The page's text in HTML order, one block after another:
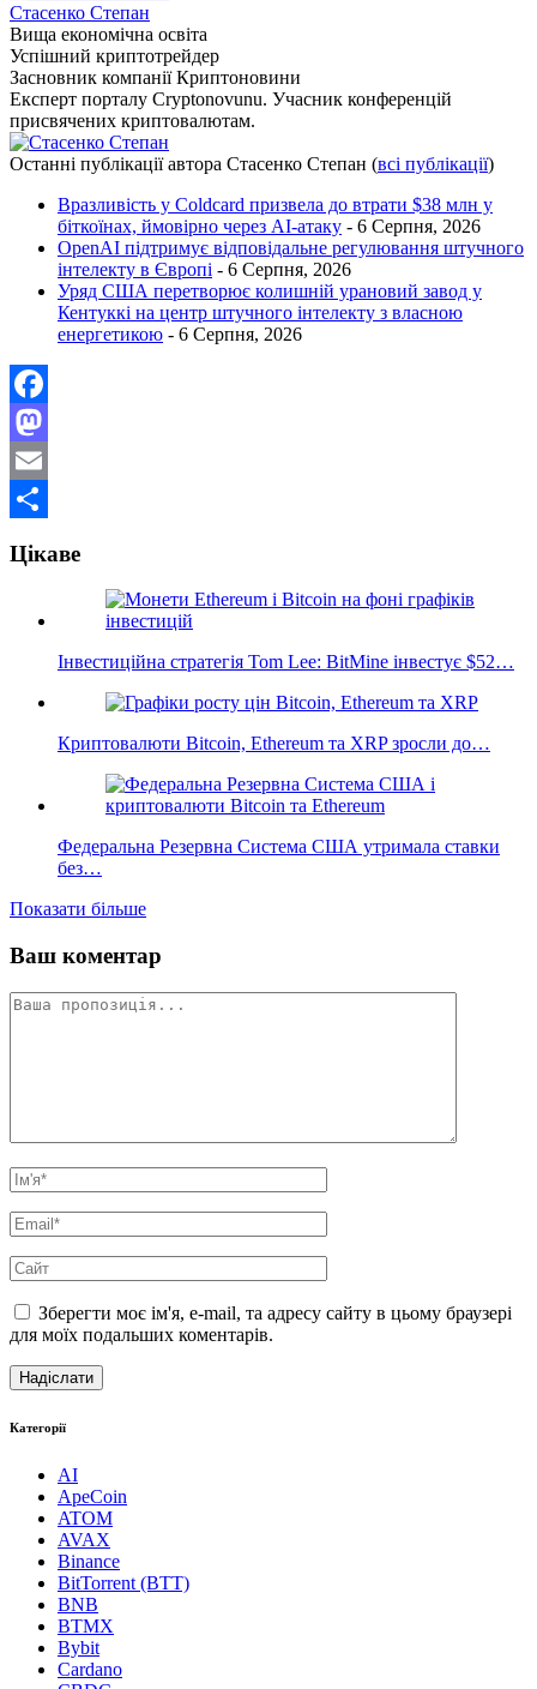
Стасенко Степан
Вища економічна освіта
Успішний криптотрейдер
Засновник компанії Криптоновини
Експерт порталу Cryptonovunu. Учасник конференцій
присвячених криптовалютам.
Останні публікації автора Стасенко Степан (всі публікації)
Вразливість у Coldcard призвела до втрати $38 млн у
біткоїнах, ймовірно через AI-атаку - 6 Серпня, 2026
OpenAI підтримує відповідальне регулювання штучного
інтелекту в Європі - 6 Серпня, 2026
Уряд США перетворює колишній урановий завод у
Кентуккі на центр штучного інтелекту з власною
енергетикою - 6 Серпня, 2026
Facebook
Mastodon
Email
Цікаве
Інвестиційна стратегія Tom Lee: BitMine інвестує $52…
Криптовалюти Bitcoin, Ethereum та XRP зросли до…
Федеральна Резервна Система США утримала ставки
без…
Показати більше
Ваш коментар
Зберегти моє ім'я, e-mail, та адресу сайту в цьому браузері
для моїх подальших коментарів.
Категорії
AI
ApeCoin
ATOM
AVAX
Binance
BitTorrent (BTT)
BNB
BTMX
Bybit
Cardano